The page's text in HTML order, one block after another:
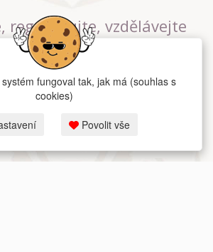
regenerujte, vzdělávejte
jógovém studiu v
Praze
fungoval tak, jak má (souhlas s
cookies)
Povolit vše